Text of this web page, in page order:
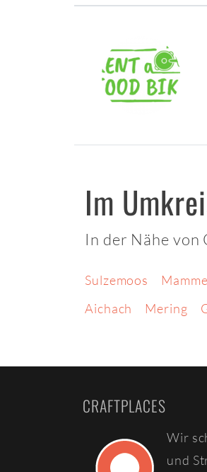
Im
In der Nähe von
Sulzemoos
Aichach
Mering
CRAFTPLACES
Wir
und